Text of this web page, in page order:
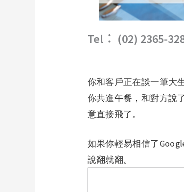
Tel︰ (02) 2365-
你和客戶正在談一筆大
你共進午餐，和對方說
意直接飛了。
如果你輕易相信了
說翻就翻。